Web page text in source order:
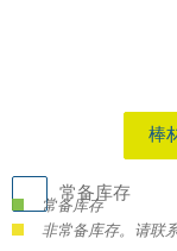
棒
常备库存
常备库存
非常备库存。请联